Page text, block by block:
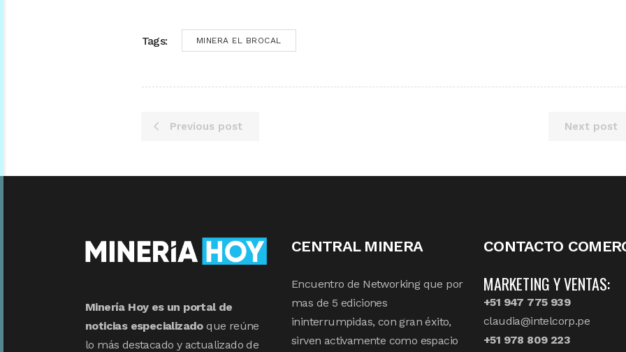
Tags: MINERA EL BROCAL
Previous post Next post
Minería Hoy es un portal de
noticias especializadoque reúne
lo más destacado y actualizado de
CENTRAL MINERA
Encuentro de Networking que por
mas de 5 ediciones
ininterrumpidas, con gran éxito,
sirven activamente como espacio
CONTACTO
MARKETING Y VENTAS:
+51 947 775 939
claudia@intelcorp.pe
+51 978 809 223